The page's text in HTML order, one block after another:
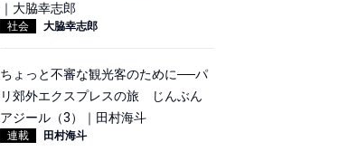
｜大脇幸志郎
社会 大脇幸志郎
ちょっと不審な観光客のために──パ
リ郊外エクスプレスの旅 じんぶん
アジール（3）｜田村海斗
連載 田村海斗